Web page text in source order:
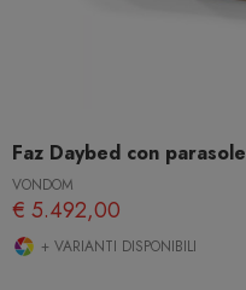
Faz Daybed con parasole
VONDOM
€ 5.492,00
+ VARIANTI DISPONIBILI